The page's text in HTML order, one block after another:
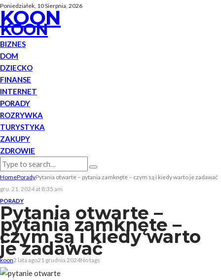
Poniedziałek, 10 Sierpnia, 2026
KOON
KOON
BIZNES
DOM
DZIECKO
FINANSE
INTERNET
PORADY
ROZRYWKA
TURYSTYKA
ZAKUPY
ZDROWIE
HomePoradyPytania otwarte – pytania zamknęte – czym są i kiedy warto je zadawać
gru. 21, 2024 at 8:35 am
PORADY
Pytania otwarte –
pytania zamknęte –
czym są i kiedy warto
je zadawać
koon2 lata ago21 grudnia 2024No tags